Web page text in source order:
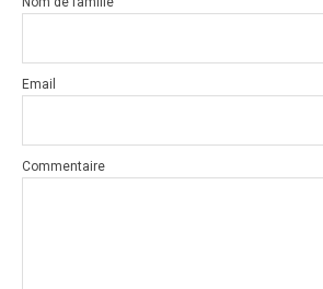
Email
Commentaire